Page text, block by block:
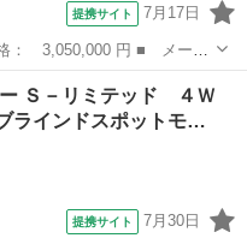
提携サイト 7月17日
ー ■ グレード名： スポ
5D ■ ミッション...
Ｓ－リミテッド ４Ｗ
インドスポットモ…
提携サイト 7月30日